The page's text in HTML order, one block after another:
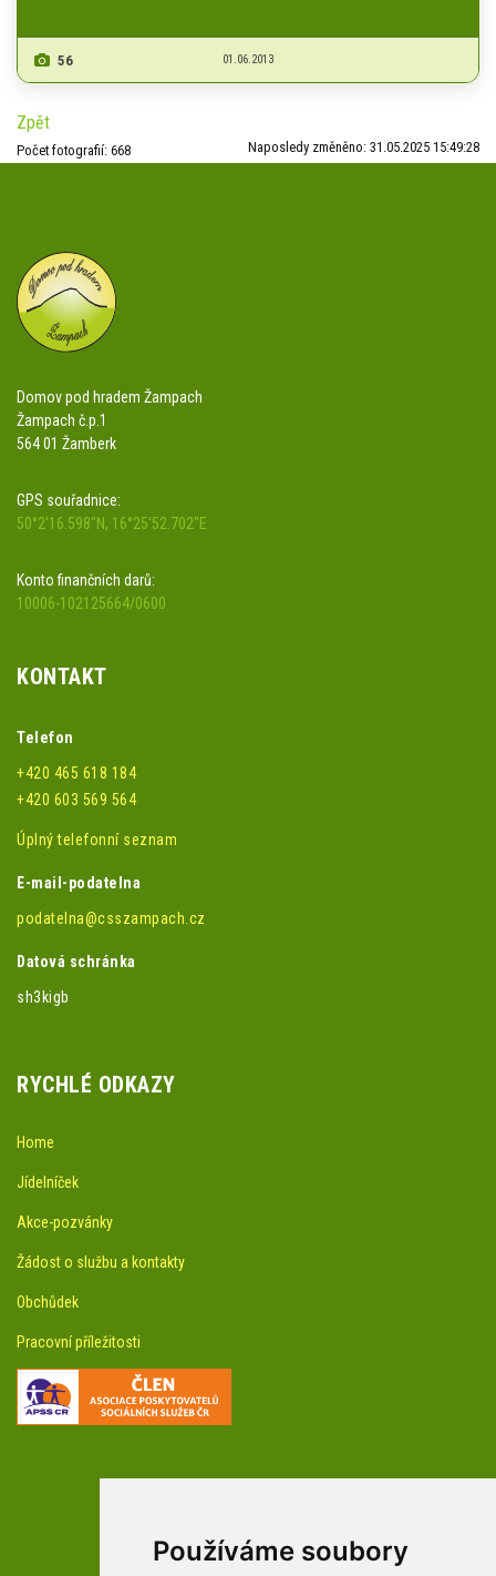
Používáme soubory
56 01.06.2013
Zpět
Počet fotografií: 668 Naposledy změněno: 31.05.2025 15:49:28
Domov pod hradem Žampach
Žampach č.p.1
564 01 Žamberk
GPS souřadnice:
50°2'16.598"N, 16°25'52.702"E
Konto finančních darů:
10006-102125664/0600
KONTAKT
Telefon
+420 465 618 184
+420 603 569 564
Úplný telefonní seznam
E-mail-podatelna
podatelna@csszampach.cz
Datová schránka
sh3kigb
RYCHLÉ ODKAZY
Home
Jídelníček
Akce-pozvánky
Žádost o službu a kontakty
Obchůdek
Pracovní příležitosti
facebookové profily domova a arboreta